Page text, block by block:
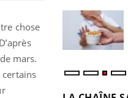
chose
mars.
reste dans
42 jours